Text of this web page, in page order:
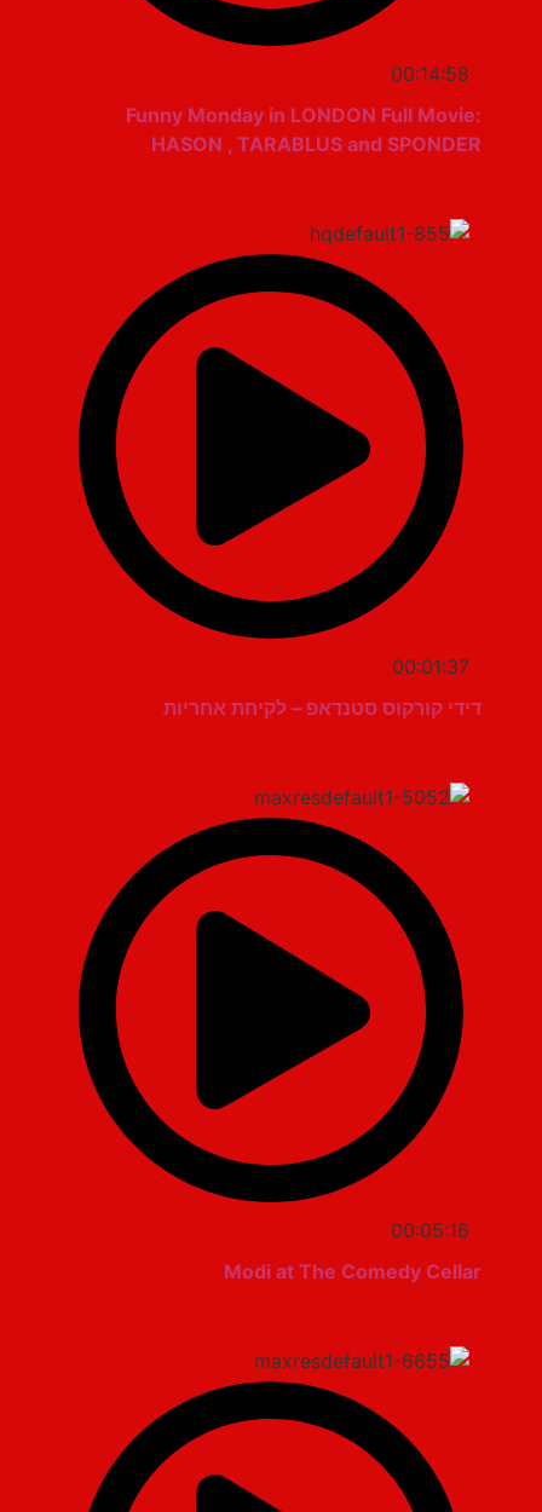
00:14:58
Funny Monday in LONDON Full Movie:
HASON , TARABLUS and SPONDER
00:01:37
דידי קורקוס סטנדאפ – לקיחת אחריות
00:05:16
Modi at The Comedy Cellar